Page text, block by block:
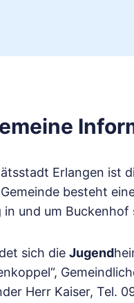
Erlangen ist
besteht
und um
sich die Jugend
Herr Kaiser, Tel.